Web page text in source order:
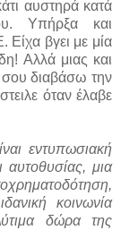
αυστηρά κατά
Υπήρξα και
βγει με μία
Αλλά μιας και
σου διαβάσω την
όταν έλαβε
εντυπωσιακή
μια
κοινωνία
δώρα της